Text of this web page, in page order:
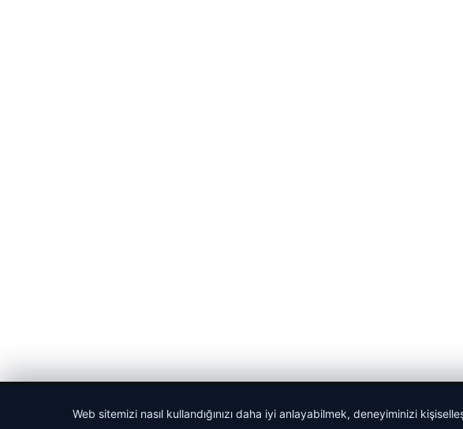
Web sitemizi nasıl kullandığınızı daha iyi anlayabilmek, deneyiminizi